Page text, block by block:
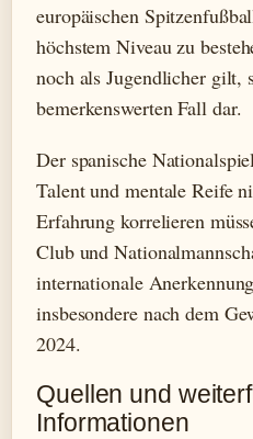
europäischen
höchstem Niveau zu
noch als Jugendlicher gilt,
bemerkenswerten Fall dar.
Der spanische
Talent und mentale Reife
Erfahrung korrelieren
Club und
internationale
insbesondere nach dem
2024.
Quellen und
Informationen